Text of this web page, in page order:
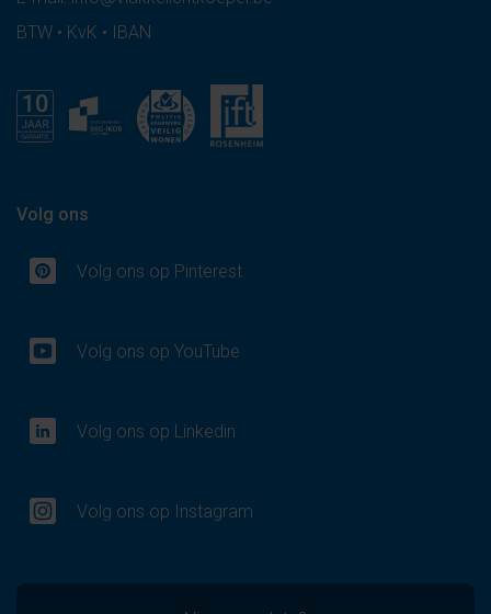
BTW • KvK • IBAN
Volg ons
Volg ons op Pinterest
Volg ons op YouTube
Volg ons op Linkedin
Volg ons op Instagram